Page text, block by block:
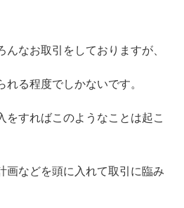
なお取引をしておりますが、
る程度でしかないです。
をすればこのようなことは起こ
画などを頭に入れて取引に臨み